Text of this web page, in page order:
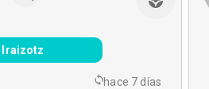
Iraizotz
hace 7 días